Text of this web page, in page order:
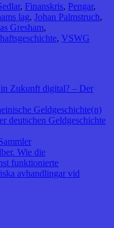
, Finanskris, Pengar,
lag, Johan Palmstruch,
Gresham,
, VSWG
Zukunft digital? – Der
Geldgeschichte(n)
deutschen Geldgeschichte
Wie die
funktionierte
avhandlingar vid